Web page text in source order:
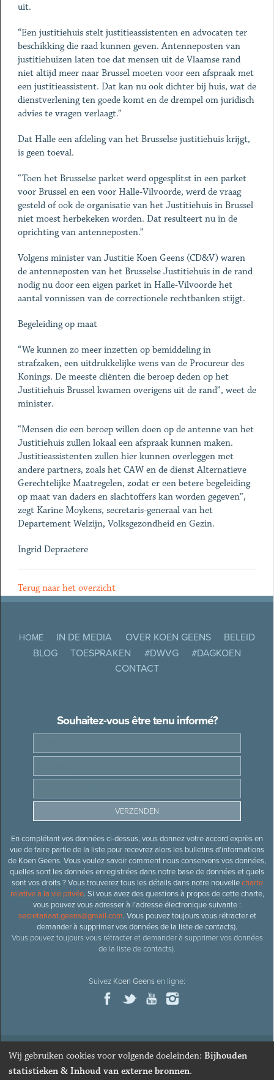
uit.
“Een justitiehuis stelt justitieassistenten en advocaten ter
beschikking die raad kunnen geven. Antenneposten van
justitiehuizen laten toe dat mensen uit de Vlaamse rand
niet altijd meer naar Brussel moeten voor een afspraak met
een justitieassistent. Dat kan nu ook dichter bij huis, wat de
dienstverlening ten goede komt en de drempel om juridisch
advies te vragen verlaagt.”
Dat Halle een afdeling van het Brusselse justitiehuis krijgt,
is geen toeval.
“Toen het Brusselse parket werd opgesplitst in een parket
voor Brussel en een voor Halle-Vilvoorde, werd de vraag
gesteld of ook de organisatie van het Justitiehuis in Brussel
niet moest herbekeken worden. Dat resulteert nu in de
oprichting van antenneposten.”
Volgens minister van Justitie Koen Geens (CD&V) waren
de antenneposten van het Brusselse Justitiehuis in de rand
nodig nu door een eigen parket in Halle-Vilvoorde het
aantal vonnissen van de correctionele rechtbanken stijgt.
Begeleiding op maat
“We kunnen zo meer inzetten op bemiddeling in
strafzaken, een uitdrukkelijke wens van de Procureur des
Konings. De meeste cliënten die beroep deden op het
Justitiehuis Brussel kwamen overigens uit de rand”, weet de
minister.
“Mensen die een beroep willen doen op de antenne van het
Justitiehuis zullen lokaal een afspraak kunnen maken.
Justitieassistenten zullen hier kunnen overleggen met
andere partners, zoals het CAW en de dienst Alternatieve
Gerechtelijke Maatregelen, zodat er een betere begeleiding
op maat van daders en slachtoffers kan worden gegeven”,
zegt Karine Moykens, secretaris-generaal van het
Departement Welzijn, Volksgezondheid en Gezin.
Ingrid Depraetere
Terug naar het overzicht
HOME IN DE MEDIA OVER KOEN GEENS
BELEID
BLOG
TOESPRAKEN #DWVG
#DAGKOEN
CONTACT
Souhaitez-vous être tenu informé?
En complétant vos données ci-dessus, vous donnez votre accord exprès en
vue de faire partie de la liste pour recevrez alors les bulletins d’informations
de Koen Geens. Vous voulez savoir comment nous conservons vos données,
quelles sont les données enregistrées dans notre base de données et quels
sont vos droits ? Vous trouverez tous les détails dans notre nouvellecharte
relative à la vie privée. Si vous avez des questions à propos de cette charte,
vous pouvez vous adresser à l’adresse électronique suivante :
secretariaat.geens@gmail.com. Vous pouvez toujours vous rétracter et
demander à supprimer vos données de la liste de contacts).
Vous pouvez toujours vous rétracter et demander à supprimer vos données
de la liste de contacts).
Suivez Koen Geensen ligne:
© 2026Ancien ministre et député honoraire
Wij gebruiken cookies voor volgende doeleinden: Bijhouden
statistieken & Inhoud van externe bronnen.